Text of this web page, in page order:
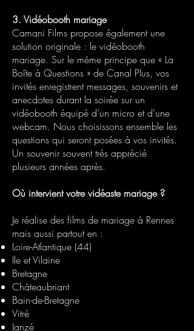
3. Vidéobooth mariage
Camani Films propose également une
solution originale : le vidéobooth
mariage. Sur le même principe que « La
Boîte à Questions » de Canal Plus, vos
invités enregistrent messages, souvenirs et
anecdotes durant la soirée sur un
vidéobooth équipé d’un micro et d’une
webcam. Nous choisissons ensemble les
questions qui seront posées à vos invités.
Un souvenir souvent très apprécié
plusieurs années après.
Où intervient votre vidéaste mariage ?
Je réalise des films de mariage à Rennes
mais aussi partout en :
Loire-Atlantique (44)
Ile et Vilaine
Bretagne
Châteaubriant
Bain-de-Bretagne
Vitré
Janzé